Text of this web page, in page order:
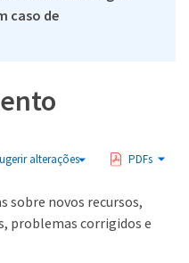
caso de
alterações PDFs
sobre novos recursos,
problemas corrigidos e